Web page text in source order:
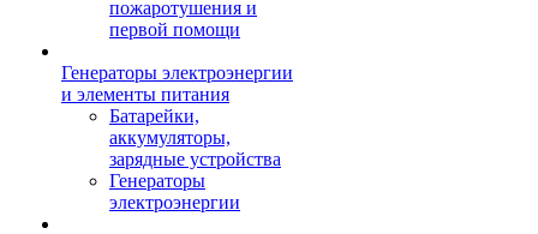
пожаротушения и
первой помощи
Генераторы электроэнергии
и элементы питания
Батарейки,
аккумуляторы,
зарядные устройства
Генераторы
электроэнергии